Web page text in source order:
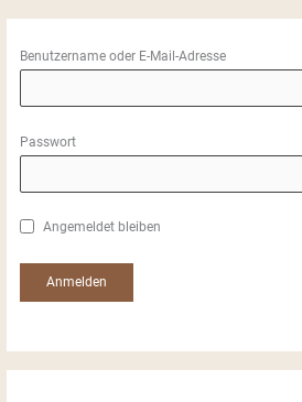
h
v
Benutzername oder E-Mail-Adresse
Passwort
Angemeldet bleiben